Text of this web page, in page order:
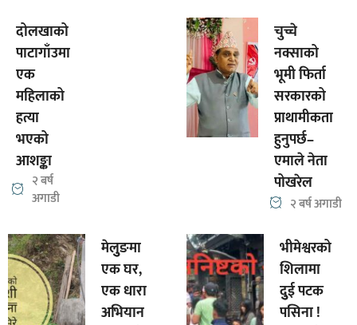
दोलखाको
पाटागाँउमा
एक
महिलाको
हत्या
भएको
आशङ्का
२ बर्ष
अगाडी
चुच्चे
नक्साको
भूमी फिर्ता
सरकारको
प्राथामीकता
हुनुपर्छ–
एमाले नेता
पोखरेल
२ बर्ष अगाडी
मेलुुङमा
एक घर,
एक धारा
अभियान
भीमेश्वरको
शिलामा
दुुई पटक
पसिना !